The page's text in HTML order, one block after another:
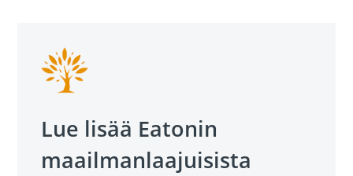
Lue lisää Eatonin
maailmanlaajuisista